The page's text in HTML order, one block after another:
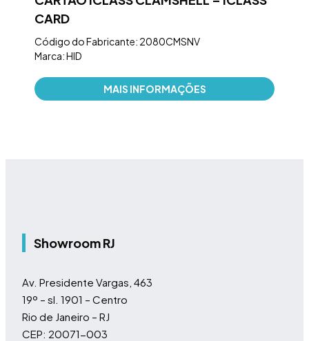
CARD
Código do Fabricante: 2080CMSNV
Marca: HID
MAIS INFORMAÇÕES
Showroom RJ
Av. Presidente Vargas, 463
19º – sl. 1901 – Centro
Rio de Janeiro – RJ
CEP: 20071-003